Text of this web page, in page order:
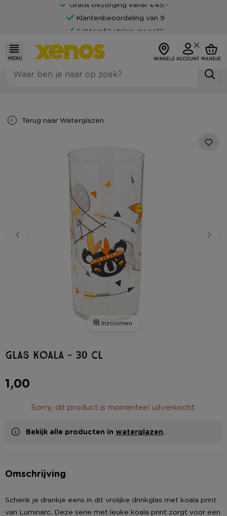
Gratis bezorging vanaf €45,-*
Klantenbeoordeling van 9
Achteraf betalen mogelijk
MENU WINKELS ACCOUNT MANDJE
Terug naar Waterglazen
Inzoomen
Glas koala - 30 cl
1,00
Sorry, dit product is momenteel uitverkocht.
Bekijk alle producten in waterglazen.
Omschrijving
Schenk je drankje eens in dit vrolijke drinkglas met koala print
van Luminarc. Deze serie met leuke koala print zorgt voor een